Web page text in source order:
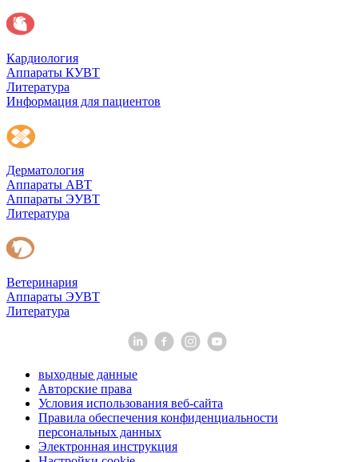
Кардиология
Аппараты КУВТ
Литература
Информация для пациентов
Дерматология
Аппараты АВТ
Аппараты ЭУВТ
Литература
Ветеринария
Аппараты ЭУВТ
Литература
выходные данные
Авторские права
Условия использования веб-сайта
Правила обеспечения конфиденциальности
персональных данных
Электронная инструкция